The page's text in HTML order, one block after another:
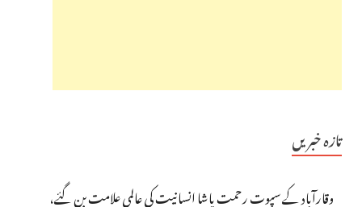
تازہ خبریں
وقارآباد کے سپوت رحمت پاشا انسانیت کی عالمی علامت بن گئے،